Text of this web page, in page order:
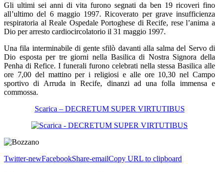
Gli ultimi sei anni di vita furono segnati da ben 19 ricoveri fino
all’ultimo del 6 maggio 1997. Ricoverato per grave insufficienza
respiratoria al Reale Ospedale Portoghese di Recife, rese l’anima a
Dio per arresto cardiocircolatorio il 31 maggio 1997.
Una fila interminabile di gente sfilò davanti alla salma del Servo di
Dio esposta per tre giorni nella Basilica di Nostra Signora della
Penha di Refice. I funerali furono celebrati nella stessa Basilica alle
ore 7,00 del mattino per i religiosi e alle ore 10,30 nel Campo
sportivo di Arruda in Recife, dinanzi ad una folla immensa e
commossa.
Scarica – DECRETUM SUPER VIRTUTIBUS
Twitter-newFacebookShare-emailCopy URL to clipboard